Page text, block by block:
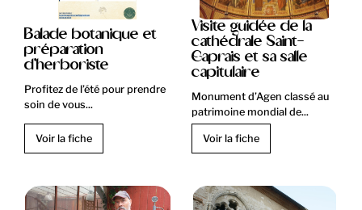
Balade botanique et
préparation
d'herboriste
Profitez de l’été pour prendre
soin de vous...
Voir la fiche
Visite guidée de la
cathédrale Saint-
Caprais et sa salle
capitulaire
Monument d’Agen classé au
patrimoine mondial de...
Voir la fiche